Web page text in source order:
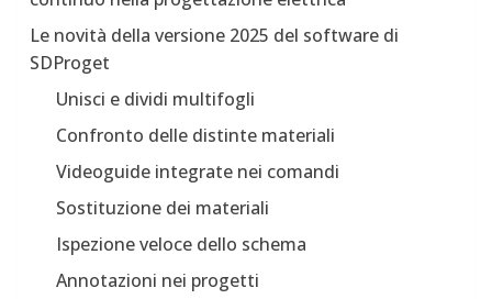
Le novità della versione 2025 del software di
SDProget
Unisci e dividi multifogli
Confronto delle distinte materiali
Videoguide integrate nei comandi
Sostituzione dei materiali
Ispezione veloce dello schema
Annotazioni nei progetti